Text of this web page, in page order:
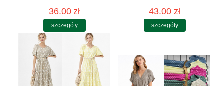
36.00 zł
szczegóły
43.00 zł
szczegóły